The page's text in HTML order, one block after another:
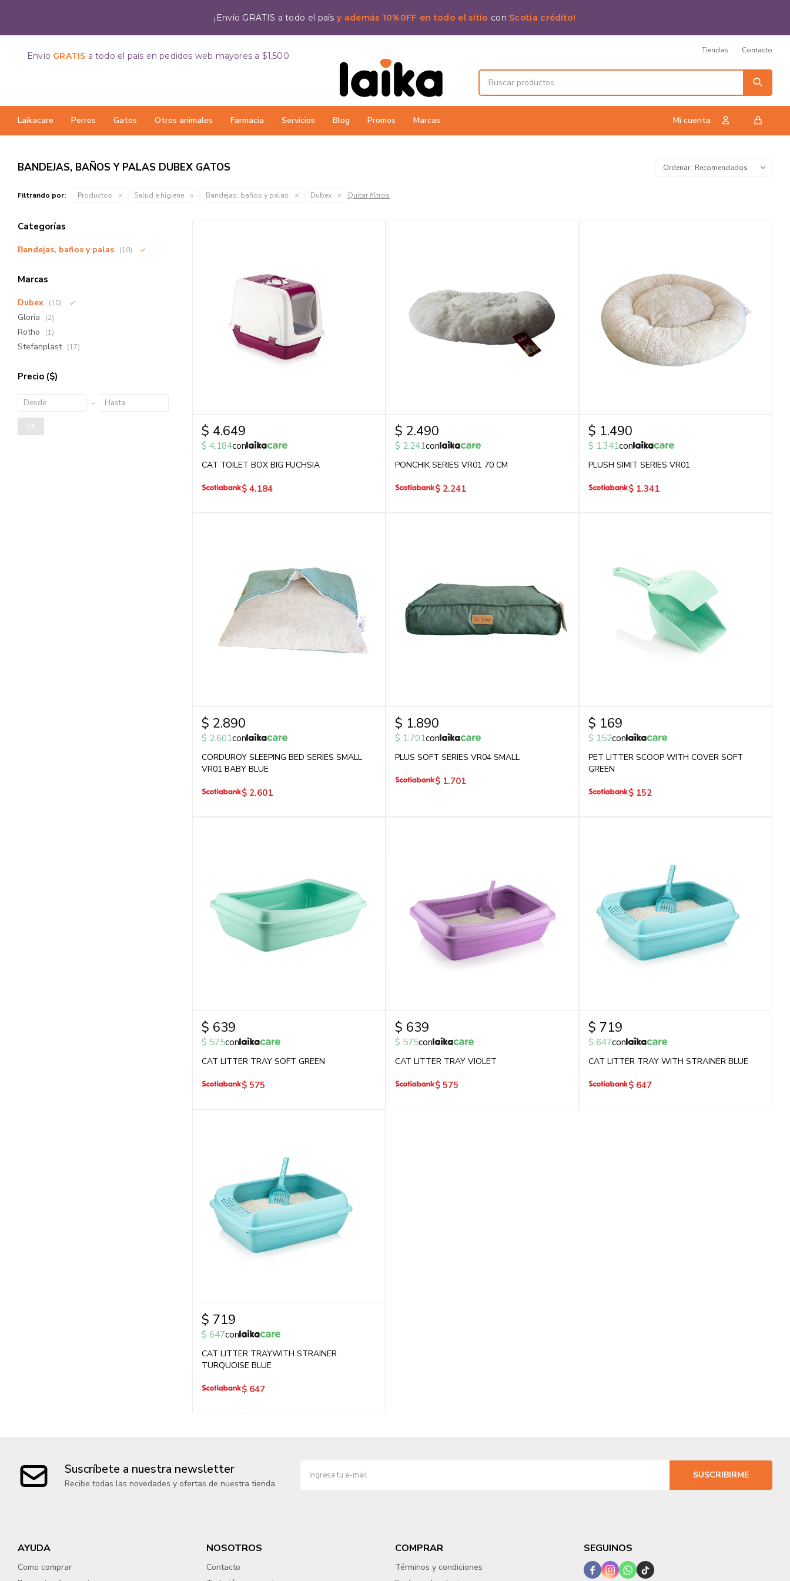
¡Envío GRATIS a todo el paísy además 10%0FF en todo el sitio con Scotia crédito!
Laikacare Perros Gatos Otros animales Farmacia Servicios Blog Promos Marcas
Envío GRATIS a todo el país en pedidos web mayores a $1,500
Tiendas Contacto
BANDEJAS, BAÑOS Y PALAS DUBEX GATOS Recomendados
Filtrando por: Productos Salud e higiene Bandejas, baños y palas Dubex Quitar filtros
$ 4.649
$ 4.184con
CAT TOILET BOX BIG FUCHSIA
$ 4.184
$ 2.490
$ 2.241con
PONCHIK SERIES VR01 70 CM
$ 2.241
$ 1.490
$ 1.341con
PLUSH SIMIT SERIES VR01
$ 1.341
$ 2.890
$ 2.601con
CORDUROY SLEEPING BED SERIES SMALL
VR01 BABY BLUE
$ 2.601
$ 1.890
$ 1.701con
PLUS SOFT SERIES VR04 SMALL
$ 1.701
$ 169
$ 152con
PET LITTER SCOOP WITH COVER SOFT
GREEN
$ 152
$ 639
$ 575con
CAT LITTER TRAY SOFT GREEN
$ 575
$ 639
$ 575con
CAT LITTER TRAY VIOLET
$ 575
$ 719
$ 647con
CAT LITTER TRAY WITH STRAINER BLUE
$ 647
$ 719
$ 647con
CAT LITTER TRAYWITH STRAINER
TURQUOISE BLUE
$ 647
Categorías
Bandejas, baños y palas (10)
Marcas
Dubex (10)
Gloria (2)
Rotho (1)
Stefanplast (17)
Precio ($)
OK
Suscríbete a nuestra newsletter
Recibe todas las novedades y ofertas de nuestra tienda.
SUSCRIBIRME
AYUDA
Como comprar
NOSOTROS
Contacto
COMPRAR
Términos y condiciones
SEGUINOS
   